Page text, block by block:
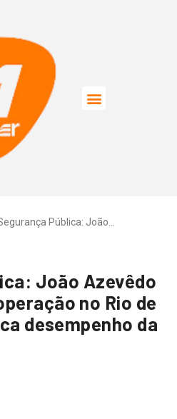
Pública: João…
João Azevêdo
no Rio de
desempenho da